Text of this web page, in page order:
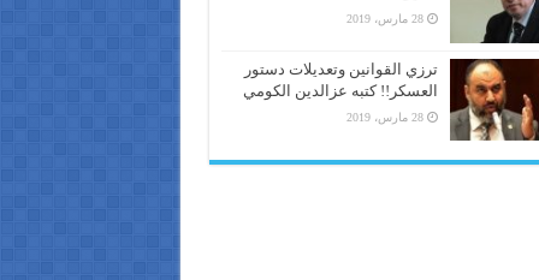
28 مارس، 2019
ترزي القوانين وتعديلات دستور
العسكر!! كتبه عزالدين الكومي
28 مارس، 2019